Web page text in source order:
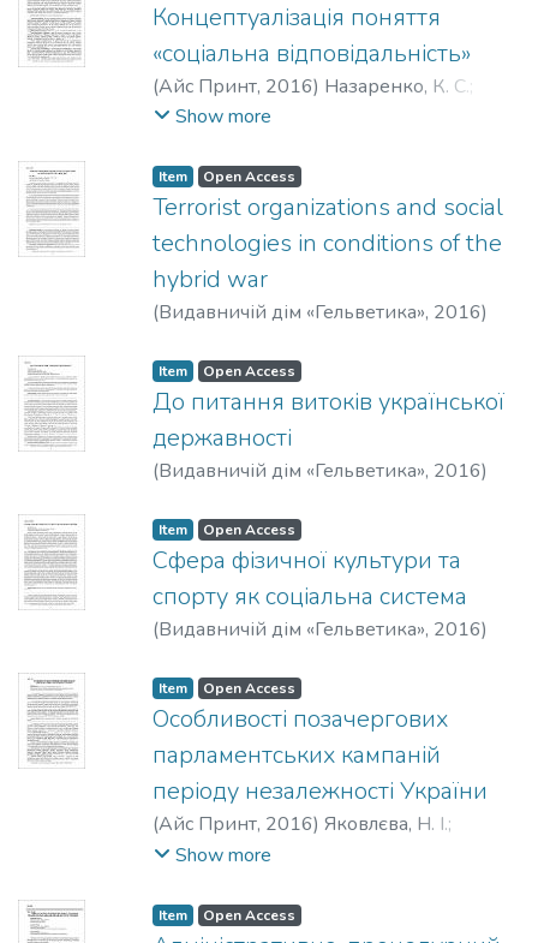
Концептуалізація поняття
«соціальна відповідальність»
(Айс Принт, 2016) Назаренко, К. С.;
Nazarenko, K. S.
Show more
Item Open Access
Terrorist organizations and social
technologies in conditions of the
hybrid war
(Видавничій дім «Гельветика», 2016)
Item Open Access
До питання витоків української
державності
(Видавничій дім «Гельветика», 2016)
Item Open Access
Сфера фізичної культури та
спорту як соціальна система
(Видавничій дім «Гельветика», 2016)
Item Open Access
Особливості позачергових
парламентських кампаній
періоду незалежності України
(Айс Принт, 2016) Яковлєва, Н. І.;
Yakovleva, N. I.
Show more
Item Open Access